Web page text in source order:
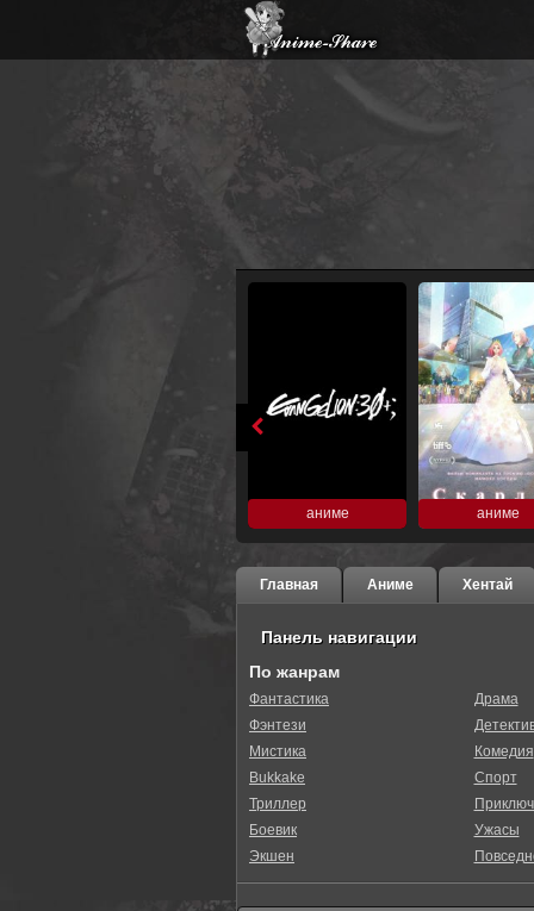
аниме аниме
Главная Аниме Хентай
Панель навигации
По жанрам
Фантастика
Фэнтези
Мистика
Bukkake
Триллер
Боевик
Экшен
Драма
Комедия
Спорт
Ужасы